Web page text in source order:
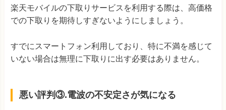
楽天モバイルの下取りサービスを利用する際は、高価格
での下取りを期待しすぎないようにしましょう。
すでにスマートフォン利用しており、特に不満を感じて
いない場合は無理に下取りに出す必要はありません。
悪い評判③.電波の不安定さが気になる